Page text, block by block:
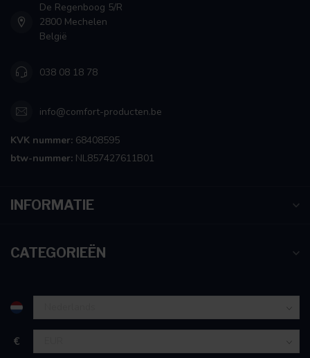
De Regenboog 5/R
2800 Mechelen
België
038 08 18 78
info@comfort-producten.be
KVK nummer: 68408595
btw-nummer: NL857427611B01
INFORMATIE
CATEGORIEËN
€